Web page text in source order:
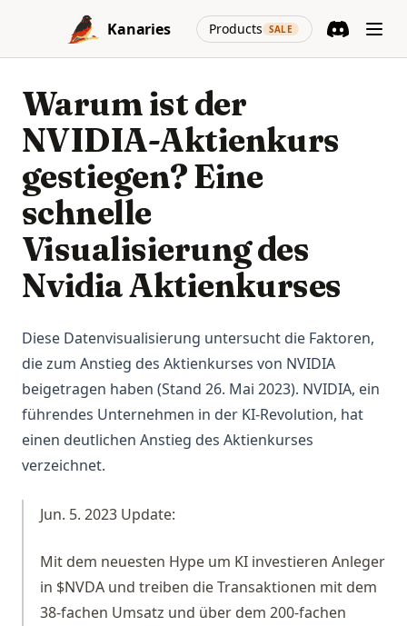
Skip to content
Kanaries
Products SALE
(opens in a
Warum ist der
NVIDIA-Aktienkurs
gestiegen? Eine
schnelle
Visualisierung des
Nvidia Aktienkurses
Diese Datenvisualisierung untersucht die Faktoren,
die zum Anstieg des Aktienkurses von NVIDIA
beigetragen haben (Stand 26. Mai 2023). NVIDIA, ein
führendes Unternehmen in der KI-Revolution, hat
einen deutlichen Anstieg des Aktienkurses
verzeichnet.
Jun. 5. 2023 Update:
Mit dem neuesten Hype um KI investieren Anleger
in $NVDA und treiben die Transaktionen mit dem
38-fachen Umsatz und über dem 200-fachen